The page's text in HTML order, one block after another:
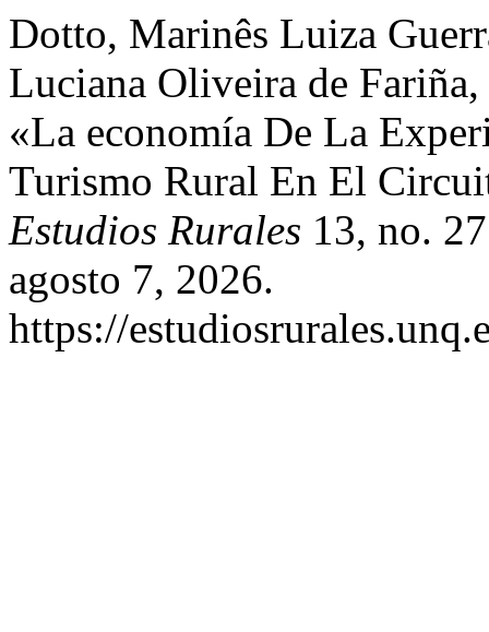
Dotto, Marinês Luiza
Luciana Oliveira de
«La economía De La
Turismo Rural En El
Estudios Rurales 13, no.
agosto 7, 2026.
https://